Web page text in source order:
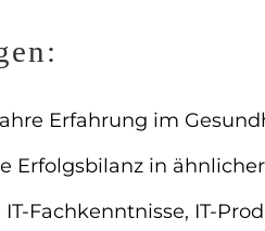
Erfahrung im
Erfolgsbilanz in
IT-Fachkenntnisse, IT-